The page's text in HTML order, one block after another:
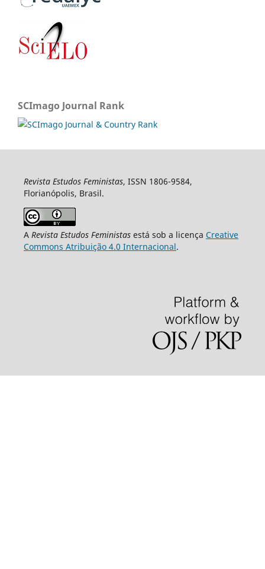
SCImago Journal Rank
Revista Estudos Feministas, ISSN 1806-9584,
Florianópolis, Brasil.
A Revista Estudos Feministasestá sob a licença Creative
Commons Atribuição 4.0 Internacional.